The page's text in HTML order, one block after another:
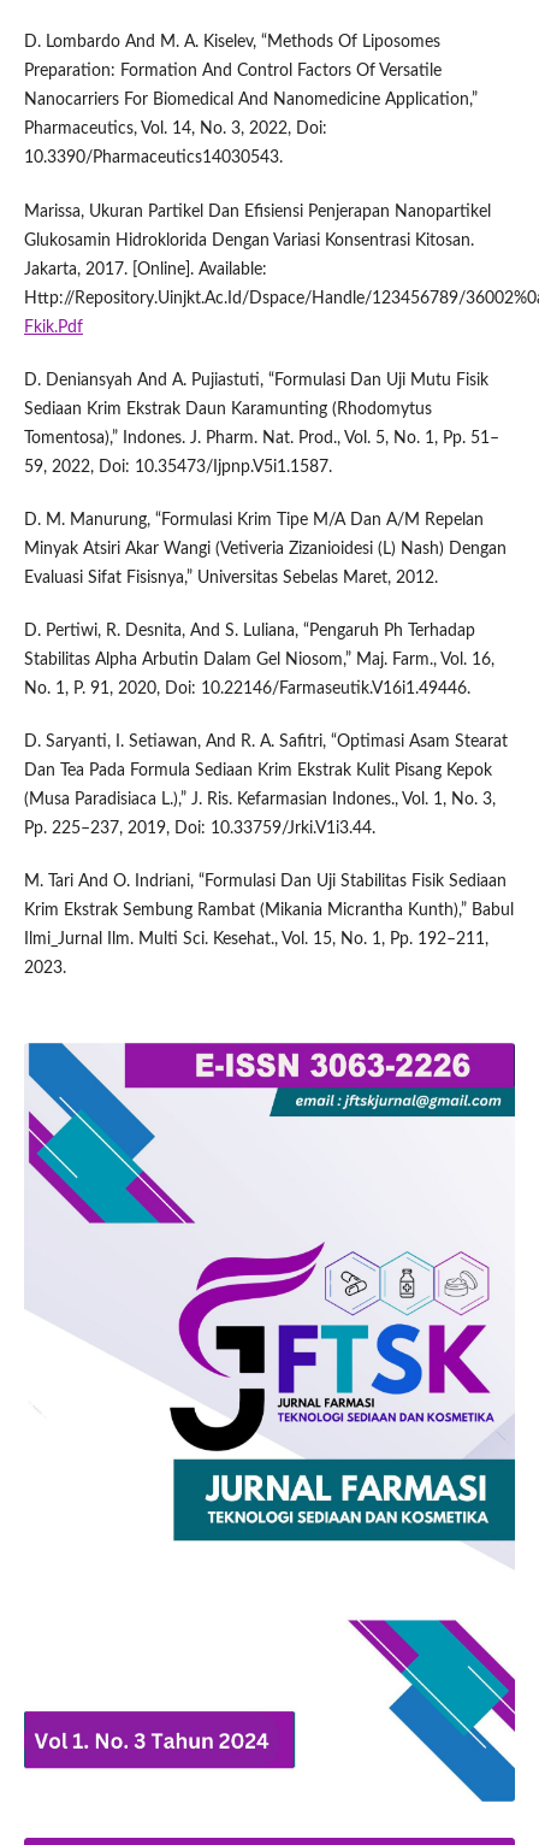
D. Lombardo And M. A. Kiselev, “Methods Of Liposomes
Preparation: Formation And Control Factors Of Versatile
Nanocarriers For Biomedical And Nanomedicine Application,”
Pharmaceutics, Vol. 14, No. 3, 2022, Doi:
10.3390/Pharmaceutics14030543.
Marissa, Ukuran Partikel Dan Efisiensi Penjerapan Nanopartikel
Glukosamin Hidroklorida Dengan Variasi Konsentrasi Kitosan.
Jakarta, 2017. [Online]. Available:
Http://Repository.Uinjkt.Ac.Id/Dspace/Handle/123456789/
Fkik.Pdf
D. Deniansyah And A. Pujiastuti, “Formulasi Dan Uji Mutu Fisik
Sediaan Krim Ekstrak Daun Karamunting (Rhodomytus
Tomentosa),” Indones. J. Pharm. Nat. Prod., Vol. 5, No. 1, Pp. 51–
59, 2022, Doi: 10.35473/Ijpnp.V5i1.1587.
D. M. Manurung, “Formulasi Krim Tipe M/A Dan A/M Repelan
Minyak Atsiri Akar Wangi (Vetiveria Zizanioidesi (L) Nash) Dengan
Evaluasi Sifat Fisisnya,” Universitas Sebelas Maret, 2012.
D. Pertiwi, R. Desnita, And S. Luliana, “Pengaruh Ph Terhadap
Stabilitas Alpha Arbutin Dalam Gel Niosom,” Maj. Farm., Vol. 16,
No. 1, P. 91, 2020, Doi: 10.22146/Farmaseutik.V16i1.49446.
D. Saryanti, I. Setiawan, And R. A. Safitri, “Optimasi Asam Stearat
Dan Tea Pada Formula Sediaan Krim Ekstrak Kulit Pisang Kepok
(Musa Paradisiaca L.),” J. Ris. Kefarmasian Indones., Vol. 1, No. 3,
Pp. 225–237, 2019, Doi: 10.33759/Jrki.V1i3.44.
M. Tari And O. Indriani, “Formulasi Dan Uji Stabilitas Fisik Sediaan
Krim Ekstrak Sembung Rambat (Mikania Micrantha Kunth),” Babul
Ilmi_Jurnal Ilm. Multi Sci. Kesehat., Vol. 15, No. 1, Pp. 192–211,
2023.